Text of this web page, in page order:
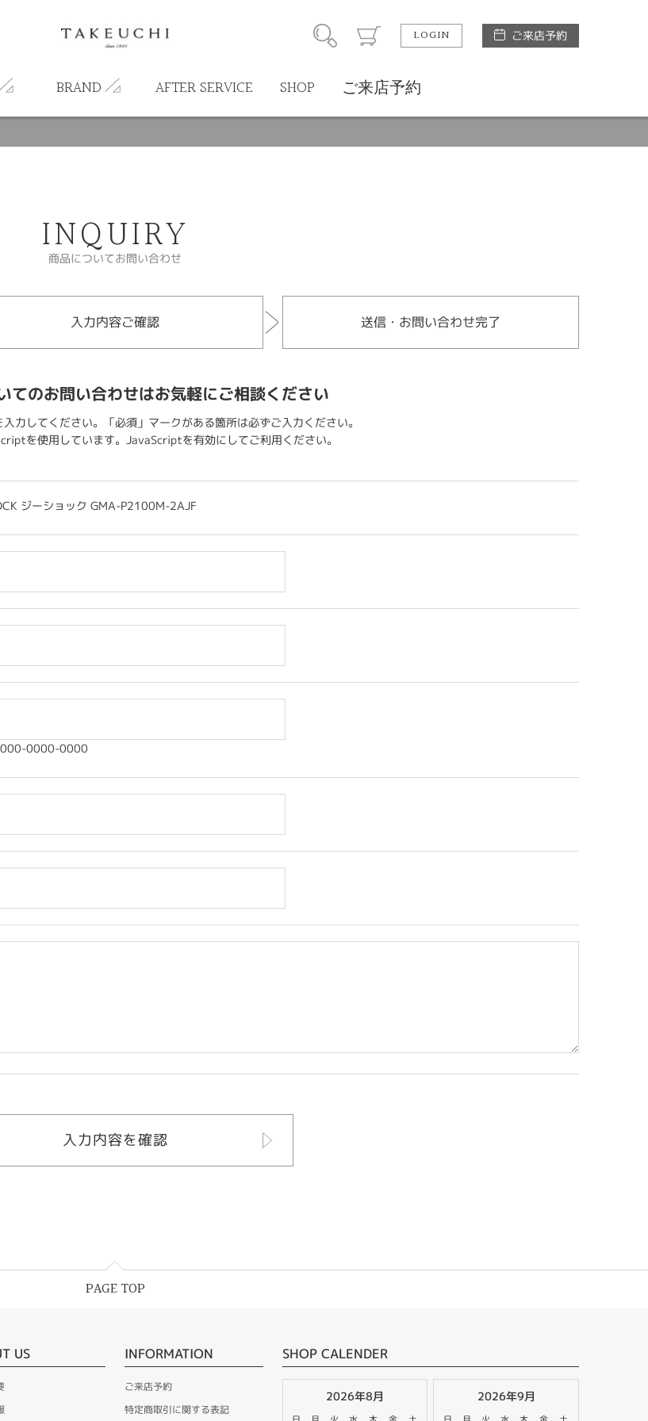
LOGIN ご来店予約
BRAND AFTER SERVICE SHOP ご来店予約
INQUIRY
商品についてお問い合わせ
入力内容ご確認 送信・お問い合わせ完了
てのお問い合わせはお気軽にご相談ください
力してください。「必須」マークがある箇所は必ずご入力ください。
を使用しています。JavaScriptを有効にしてご利用ください。
ジーショック GMA-P2100M-2AJF
0000-0000
PAGE TOP
US INFORMATION
ご来店予約
特定商取引に関する表記
SHOP CALENDER
2026年8月 2026年9月